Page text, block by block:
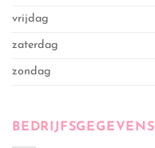
vrijdag
zaterdag
zondag
BEDRIJFSGEGEVENS